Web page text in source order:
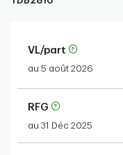
VL/part
au 5 août 2026
RFG
au 31 Déc 2025